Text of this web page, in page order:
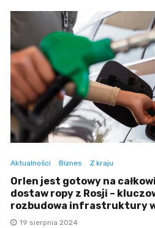
Aktualności Biznes Z kraju
Orlen jest gotowy na
dostaw ropy z Rosji –
rozbudowa infrastruktury
19 sierpnia 2024